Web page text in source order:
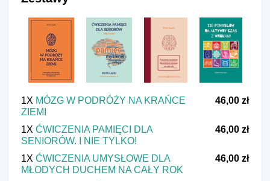
1X MÓZG W PODRÓŻY NA KRAŃCE
ZIEMI
46,00 zł
1X ĆWICZENIA PAMIĘCI DLA
SENIORÓW. I NIE TYLKO!
46,00 zł
1X ĆWICZENIA UMYSŁOWE DLA
MŁODYCH DUCHEM NA CAŁY ROK
46,00 zł